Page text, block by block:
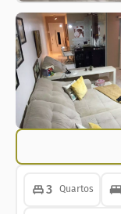
3 Quartos